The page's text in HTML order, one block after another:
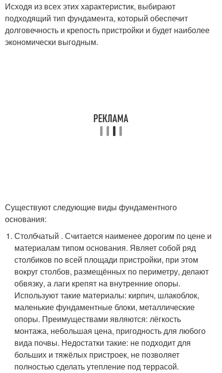
Исходя из всех этих характеристик, выбирают
подходящий тип фундамента, который обеспечит
долговечность и крепость пристройки и будет наиболее
экономически выгодным.
Существуют следующие виды фундаментного
основания:
Столбчатый . Считается наименее дорогим по цене и
материалам типом основания. Являет собой ряд
столбиков по всей площади пристройки, при этом
вокруг столбов, размещённых по периметру, делают
обвязку, а лаги крепят на внутренние опоры.
Используют такие материалы: кирпич, шлакоблок,
маленькие фундаментные блоки, металлические
опоры. Преимуществами являются: лёгкость
монтажа, небольшая цена, пригодность для любого
вида почвы. Недостатки такие: не подходит для
больших и тяжёлых пристроек, не позволяет
полностью сделать утепление под террасой.